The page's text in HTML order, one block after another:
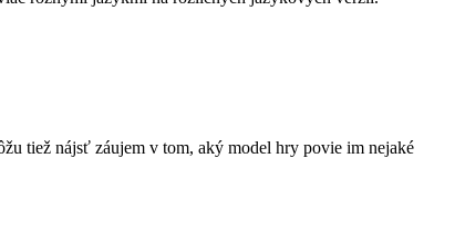
tiež nájsť záujem v tom, aký model hry povie im nejaké